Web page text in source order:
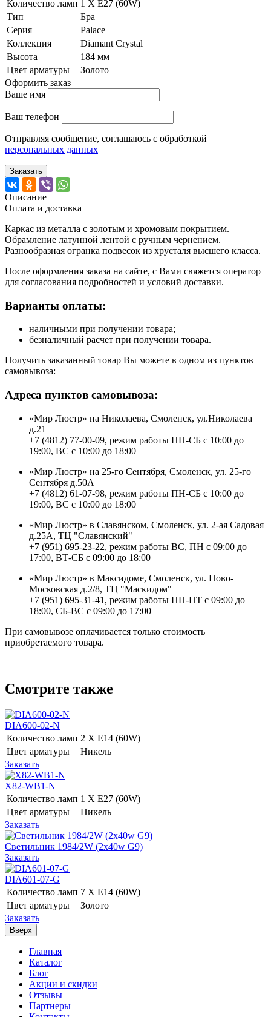
Количество ламп 1 Х E27 (60W)
Тип
Бра
Серия
Palace
Коллекция
Diamant Crystal
Высота
184 мм
Цвет арматуры
Золото
Оформить заказ
Ваше имя
Ваш телефон
Отправляя сообщение, соглашаюсь с обработкой
персональных данных
Заказать
Описание
Оплата и доставка
Каркас из металла с золотым и хромовым покрытием.
Обрамление латунной лентой с ручным чернением.
Разнообразная огранка подвесок из хрусталя высшего класса.
После оформления заказа на сайте, с Вами свяжется оператор
для согласования подробностей и условий доставки.
Варианты оплаты:
наличными при получении товара;
безналичный расчет при получении товара.
Получить заказанный товар Вы можете в одном из пунктов
самовывоза:
Адреса пунктов самовывоза:
«Мир Люстр» на Николаева, Смоленск, ул.Николаева
д.21
+7 (4812) 77-00-09, режим работы ПН-СБ с 10:00 до
19:00, ВС с 10:00 до 18:00
«Мир Люстр» на 25-го Сентября, Смоленск, ул. 25-го
Сентября д.50А
+7 (4812) 61-07-98, режим работы ПН-СБ с 10:00 до
19:00, ВС с 10:00 до 18:00
«Мир Люстр» в Славянском, Смоленск, ул. 2-ая Садовая
д.25А, ТЦ "Славянский"
+7 (951) 695-23-22, режим работы ВС, ПН с 09:00 до
17:00, ВТ-СБ с 09:00 до 18:00
«Мир Люстр» в Максидоме, Смоленск, ул. Ново-
Московская д.2/8, ТЦ "Маскидом"
+7 (951) 695-31-41, режим работы ПН-ПТ с 09:00 до
18:00, СБ-ВС с 09:00 до 17:00
При самовывозе оплачивается только стоимость
приобретаемого товара.
Смотрите также
DIA600-02-N
Количество ламп 2 Х E14 (60W)
Цвет арматуры
Никель
Заказать
X82-WB1-N
Количество ламп 1 Х E27 (60W)
Цвет арматуры
Никель
Заказать
Светильник 1984/2W (2х40w G9)
Заказать
DIA601-07-G
Количество ламп 7 Х E14 (60W)
Цвет арматуры
Золото
Заказать
Вверх
Главная
Каталог
Блог
Акции и скидки
Отзывы
Партнеры